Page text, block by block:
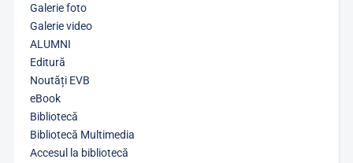
Galerie foto
Galerie video
ALUMNI
Editură
Noutăți EVB
eBook
Bibliotecă
Bibliotecă Multimedia
Accesul la bibliotecă